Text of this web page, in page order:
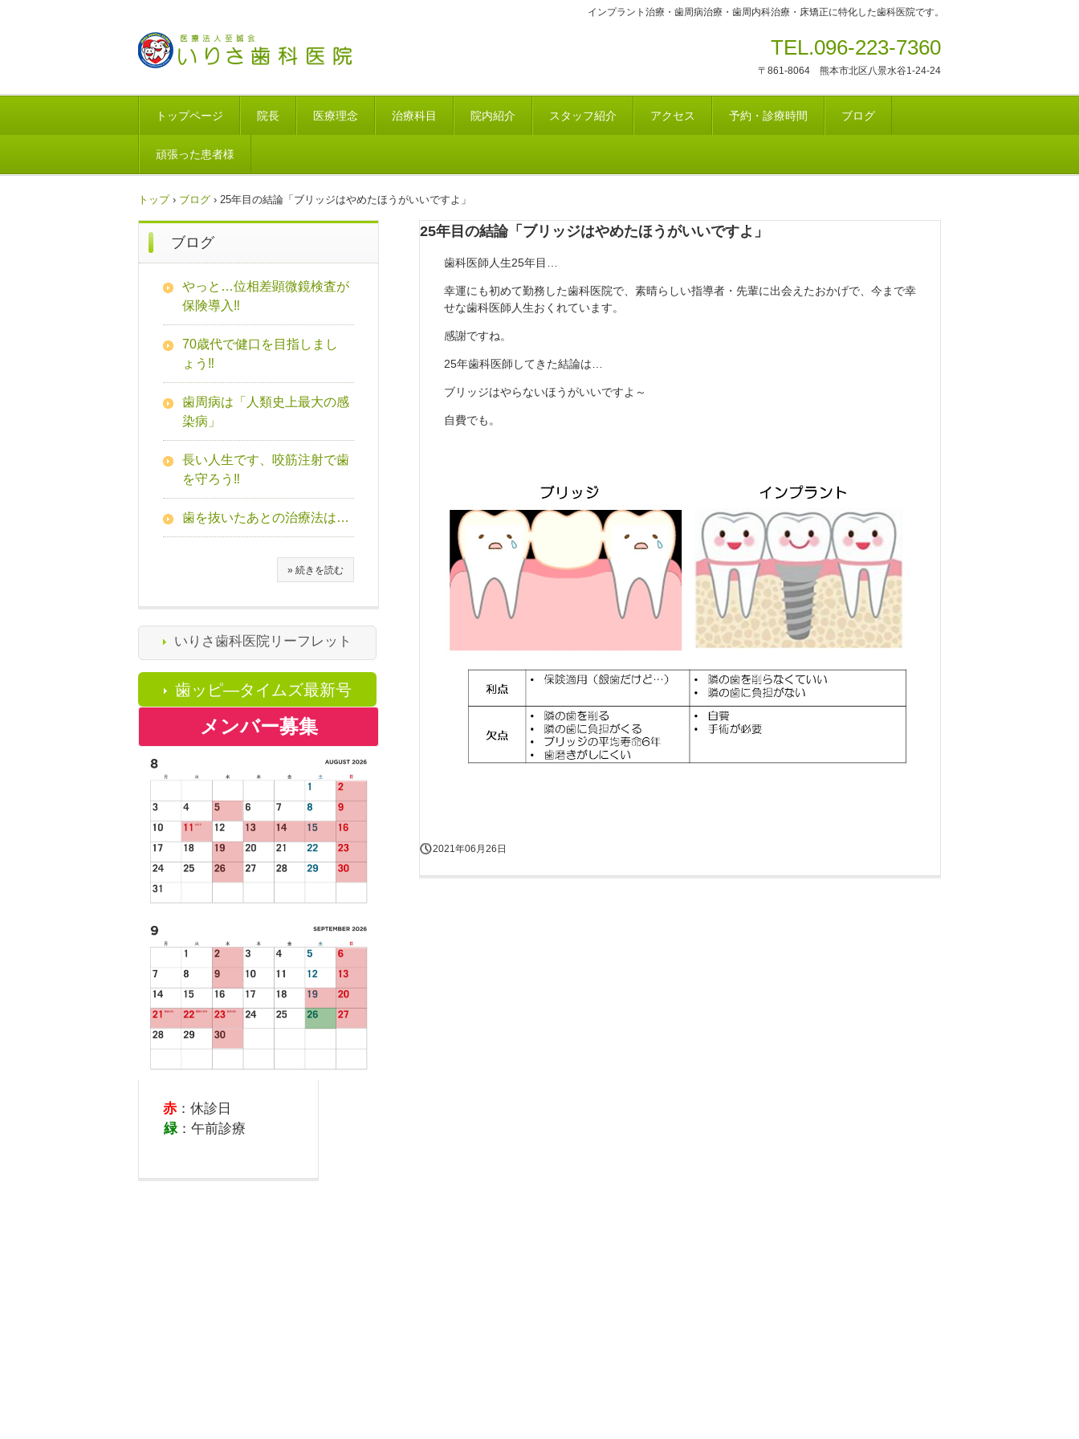
インプラント治療・歯周病治療・歯周内科治療・床矯正に特化した歯科医院です。
TEL.096-223-7360
〒861-8064 熊本市北区八景水谷1-24-24
トップページ 院長 医療理念 治療科目 院内紹介 スタッフ紹介 アクセス 予約・診療時間 ブログ
頑張った患者様
トップ › ブログ › 25年目の結論「ブリッジはやめたほうがいいですよ」
25年目の結論「ブリッジはやめたほうがいいですよ」
歯科医師人生25年目…
幸運にも初めて勤務した歯科医院で、素晴らしい指導者・先輩に出会えたおかげで、今まで幸
せな歯科医師人生おくれています。
感謝ですね。
25年歯科医師してきた結論は…
ブリッジはやらないほうがいいですよ～
自費でも。
2021年06月26日
ブログ
やっと…位相差顕微鏡検査が
保険導入‼
70歳代で健口を目指しまし
ょう‼
歯周病は「人類史上最大の感
染病」
長い人生です、咬筋注射で歯
を守ろう‼
歯を抜いたあとの治療法は…
» 続きを読む
いりさ歯科医院リーフレット
歯ッピ―タイムズ最新号
メンバー募集
赤 ：休診日
緑：午前診療